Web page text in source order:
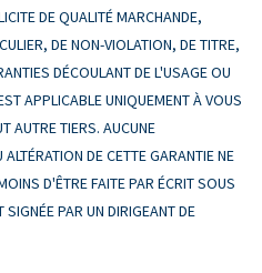
DE QUALITÉ MARCHANDE,
DE NON-VIOLATION, DE TITRE,
DÉCOULANT DE L'USAGE OU
APPLICABLE UNIQUEMENT À VOUS
AUTRE TIERS. AUCUNE
DE CETTE GARANTIE NE
D'ÊTRE FAITE PAR ÉCRIT SOUS
PAR UN DIRIGEANT DE